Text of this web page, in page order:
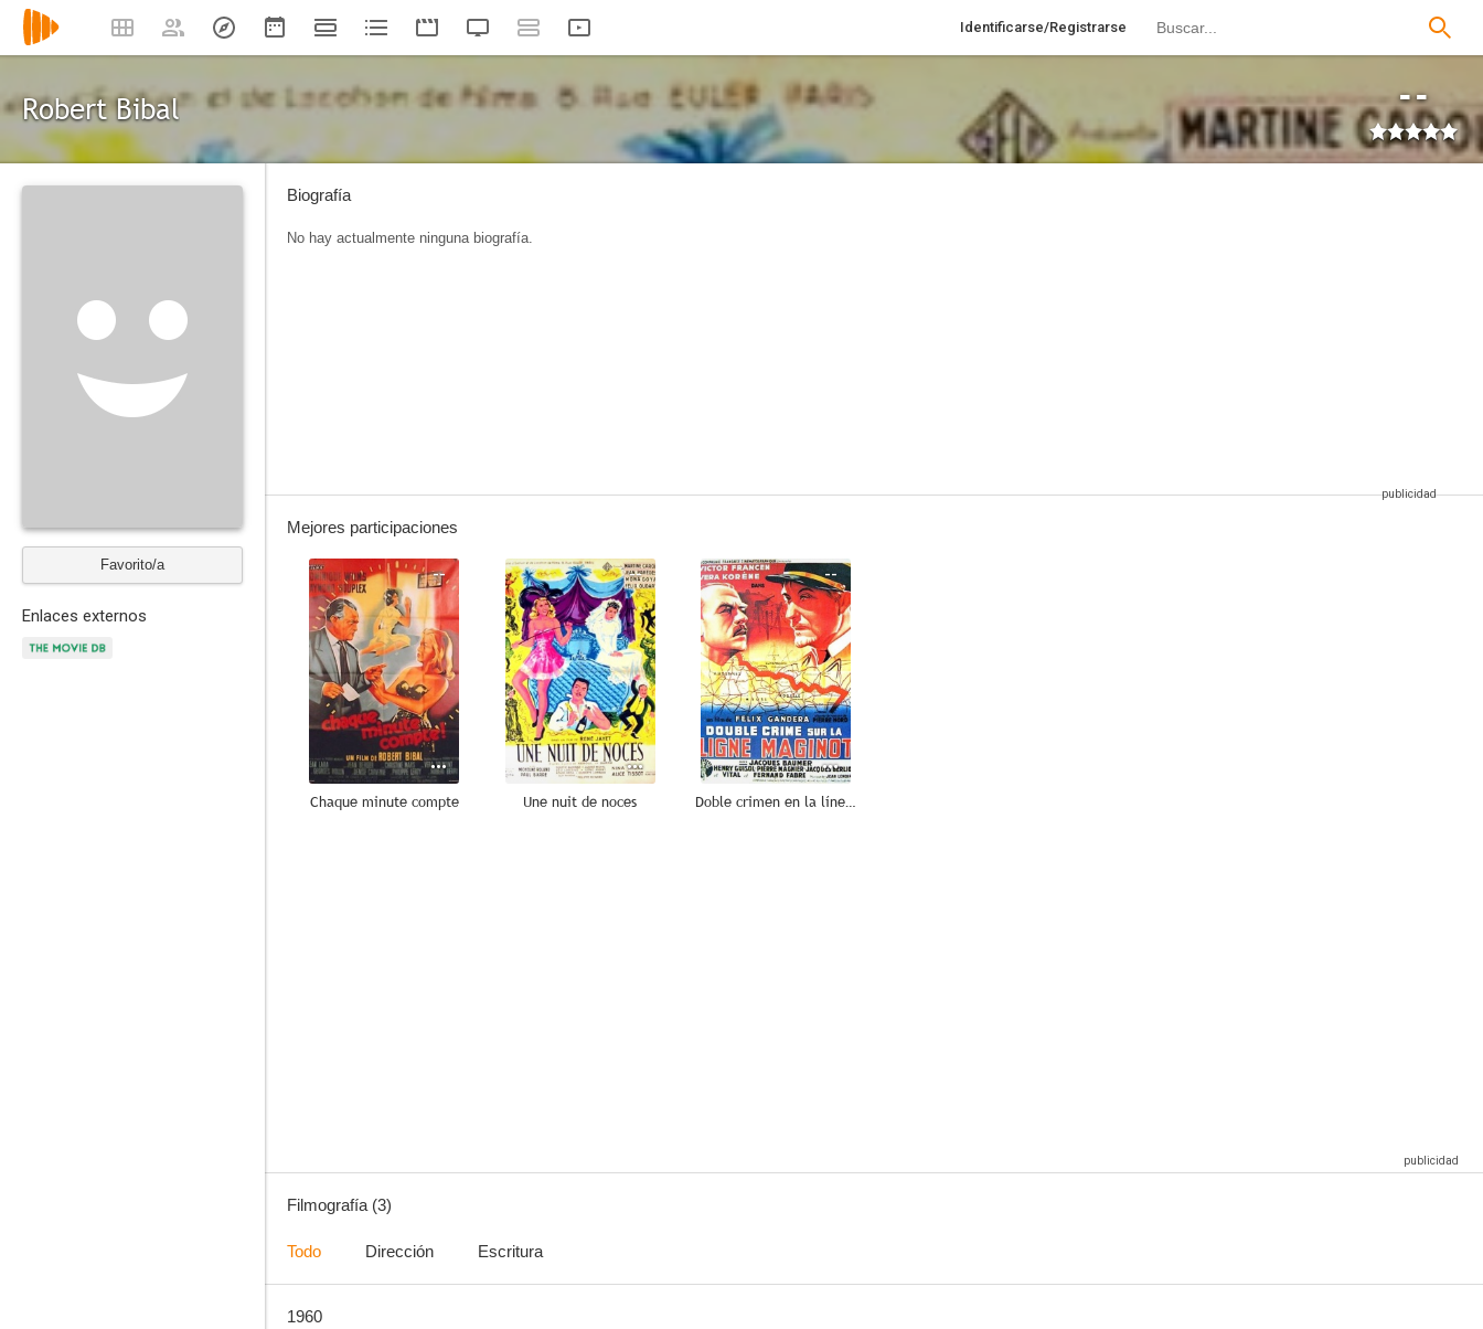
Identificarse/Registrarse
Robert Bibal --
Favorito/a
Enlaces externos
Biografía
No hay actualmente ninguna biografía.
Mejores participaciones
--
Chaque minute compte
--
Une nuit de noces
--
Doble crimen en la línea Maginot
Filmografía (3)
Todo Dirección Escritura
1960